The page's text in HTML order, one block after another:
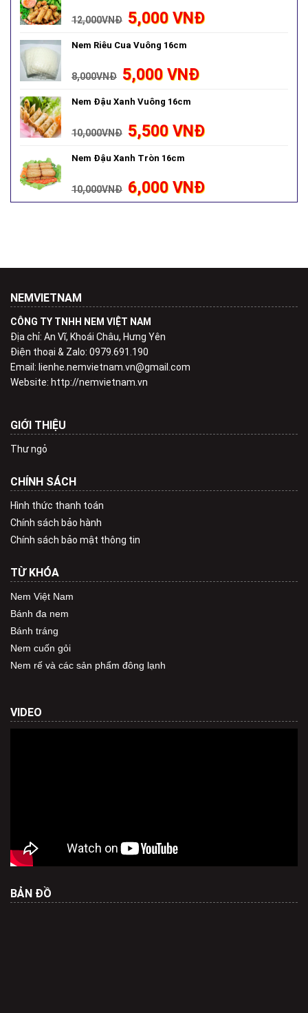
12,000VNĐ 5,000VNĐ
Nem Riêu Cua Vuông 16cm
8,000VNĐ 5,000VNĐ
Nem Đậu Xanh Vuông 16cm
10,000VNĐ 5,500VNĐ
Nem Đậu Xanh Tròn 16cm
10,000VNĐ 6,000VNĐ
NEMVIETNAM
CÔNG TY TNHH NEM VIỆT NAM
Địa chỉ: An Vĩ, Khoái Châu, Hưng Yên
Điện thoại & Zalo: 0979.691.190
Email: lienhe.nemvietnam.vn@gmail.com
Website: http://nemvietnam.vn
GIỚI THIỆU
Thư ngỏ
CHÍNH SÁCH
Hình thức thanh toán
Chính sách bảo hành
Chính sách bảo mật thông tin
TỪ KHÓA
Nem Việt Nam
Bánh đa nem
Bánh tráng
Nem cuốn gỏi
Nem rế và các sản phẩm đông lạnh
VIDEO
BẢN ĐỒ